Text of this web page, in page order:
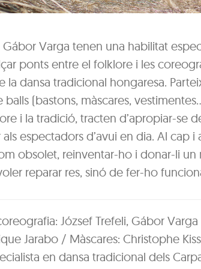
Gábor Varga tenen una habilitat
ponts entre el folklore i les
la dansa tradicional hongaresa.
balls (bastons, màscares,
i la tradició, tracten d’apropiar-se
espectadors d’avui en dia. Al cap
obsolet, reinventar-ho i donar-li
reparar res, sinó de fer-ho
József Trefeli, Gábor
Jarabo / Màscares: Christophe
en dansa tradicional dels